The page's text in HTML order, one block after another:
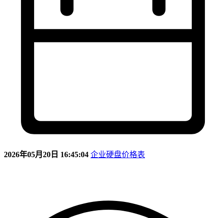
2026年05月20日 16:45:04 企业硬盘价格表